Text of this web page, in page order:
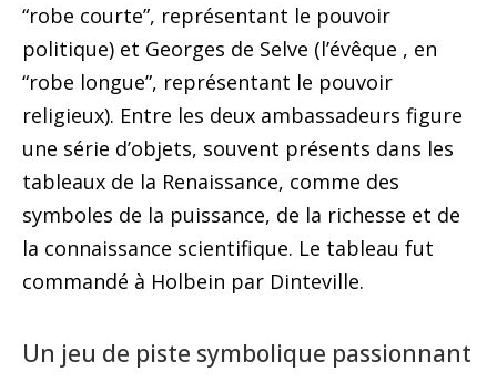
“robe courte”, représentant le pouvoir
politique) et Georges de Selve (l’évêque , en
“robe longue”, représentant le pouvoir
religieux). Entre les deux ambassadeurs figure
une série d’objets, souvent présents dans les
tableaux de la Renaissance, comme des
symboles de la puissance, de la richesse et de
la connaissance scientifique. Le tableau fut
commandé à Holbein par Dinteville.
Un jeu de piste symbolique passionnant